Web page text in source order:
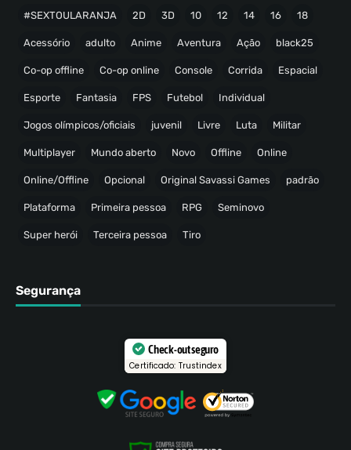
#SEXTOULARANJA 2D 3D 10 12 14 16 18
Acessório adulto Anime Aventura Ação black25
Co-op offline Co-op online Console Corrida Espacial
Esporte Fantasia FPS Futebol Individual
Jogos olímpicos/oficiais juvenil Livre Luta Militar
Multiplayer Mundo aberto Novo Offline Online
Online/Offline Opcional Original Savassi Games padrão
Plataforma Primeira pessoa RPG Seminovo
Super herói Terceira pessoa Tiro
Segurança
Check-out seguro
Certificado: Trustindex